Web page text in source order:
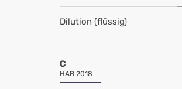
Dilution (flüssig)
C
HAB 2018